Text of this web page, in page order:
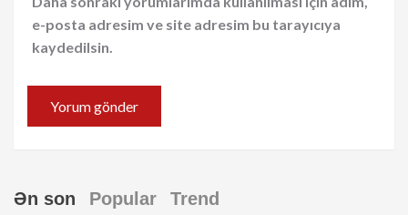
e-posta adresim ve site adresim bu tarayıcıya
kaydedilsin.
Ən son Popular Trend